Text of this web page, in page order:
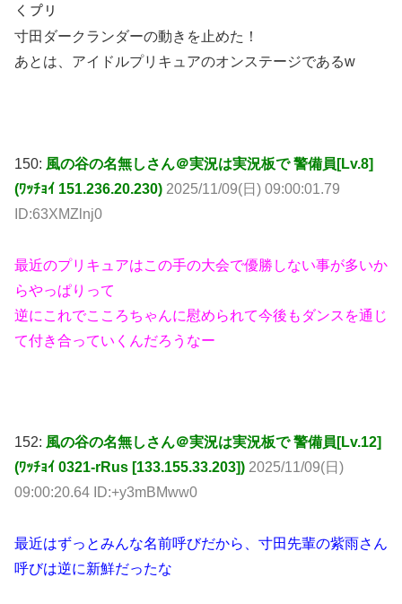
くプリ
寸田ダークランダーの動きを止めた！
あとは、アイドルプリキュアのオンステージであるw
150: 風の谷の名無しさん＠実況は実況板で 警備員[Lv.8]
(ﾜｯﾁｮｲ 151.236.20.230) 2025/11/09(日) 09:00:01.79
ID:63XMZlnj0
最近のプリキュアはこの手の大会で優勝しない事が多いか
らやっぱりって
逆にこれでこころちゃんに慰められて今後もダンスを通じ
て付き合っていくんだろうなー
152: 風の谷の名無しさん＠実況は実況板で 警備員[Lv.12]
(ﾜｯﾁｮｲ 0321-rRus [133.155.33.203]) 2025/11/09(日)
09:00:20.64 ID:+y3mBMww0
最近はずっとみんな名前呼びだから、寸田先輩の紫雨さん
呼びは逆に新鮮だったな